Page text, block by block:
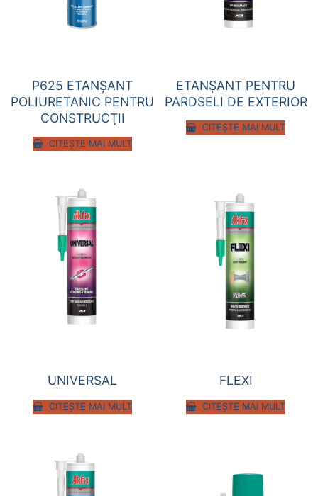
P625 ETANŞANT
POLIURETANIC PENTRU
CONSTRUCŢII
CITEȘTE MAI MULT
ETANŞANT PENTRU
PARDSELI DE EXTERIOR
CITEȘTE MAI MULT
UNIVERSAL
CITEȘTE MAI MULT
FLEXI
CITEȘTE MAI MULT